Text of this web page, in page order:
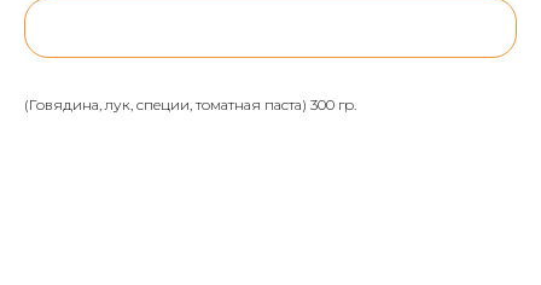
(Говядина, лук, специи, томатная паста) 300 гр.